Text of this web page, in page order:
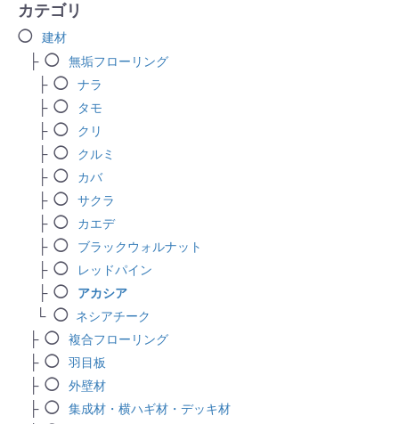
カテゴリ
建材
無垢フローリング
ナラ
タモ
クリ
クルミ
カバ
サクラ
カエデ
ブラックウォルナット
レッドパイン
アカシア
ネシアチーク
複合フローリング
羽目板
外壁材
集成材・横ハギ材・デッキ材